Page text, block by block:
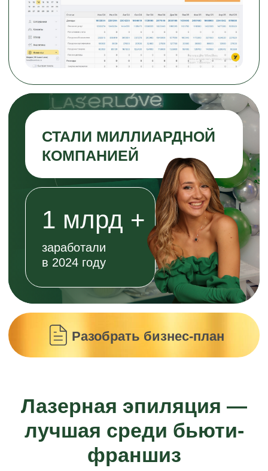
Узнать подробнее о франшизе
Готовый бизнес салона
красоты: Что получает
партнер
24/7 поддержка
команды и партнёров
Система управления
бизнесом на расстоянии
Подготовка студии
лазерной эпиляции
к открытию
Поэтапные инструкции
по поиску помещения
В Laser Love держим
качество сервиса